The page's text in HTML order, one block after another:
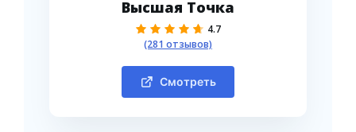
Высшая Точка
4.7
(281 отзывов)
Смотреть